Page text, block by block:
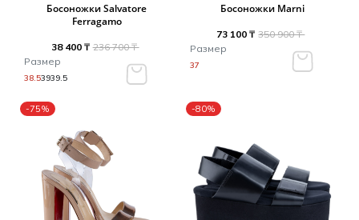
Босоножки Salvatore
Ferragamo
38 400 ₸ 236 700 ₸
Размер
38.53939.5
Босоножки Marni
73 100 ₸ 350 900 ₸
Размер
37
-75% -80%